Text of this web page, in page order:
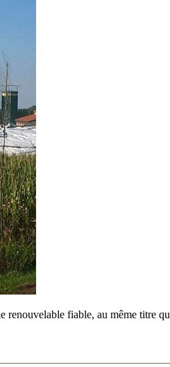
renouvelable fiable, au même titre